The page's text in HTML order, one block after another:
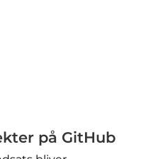
på GitHub